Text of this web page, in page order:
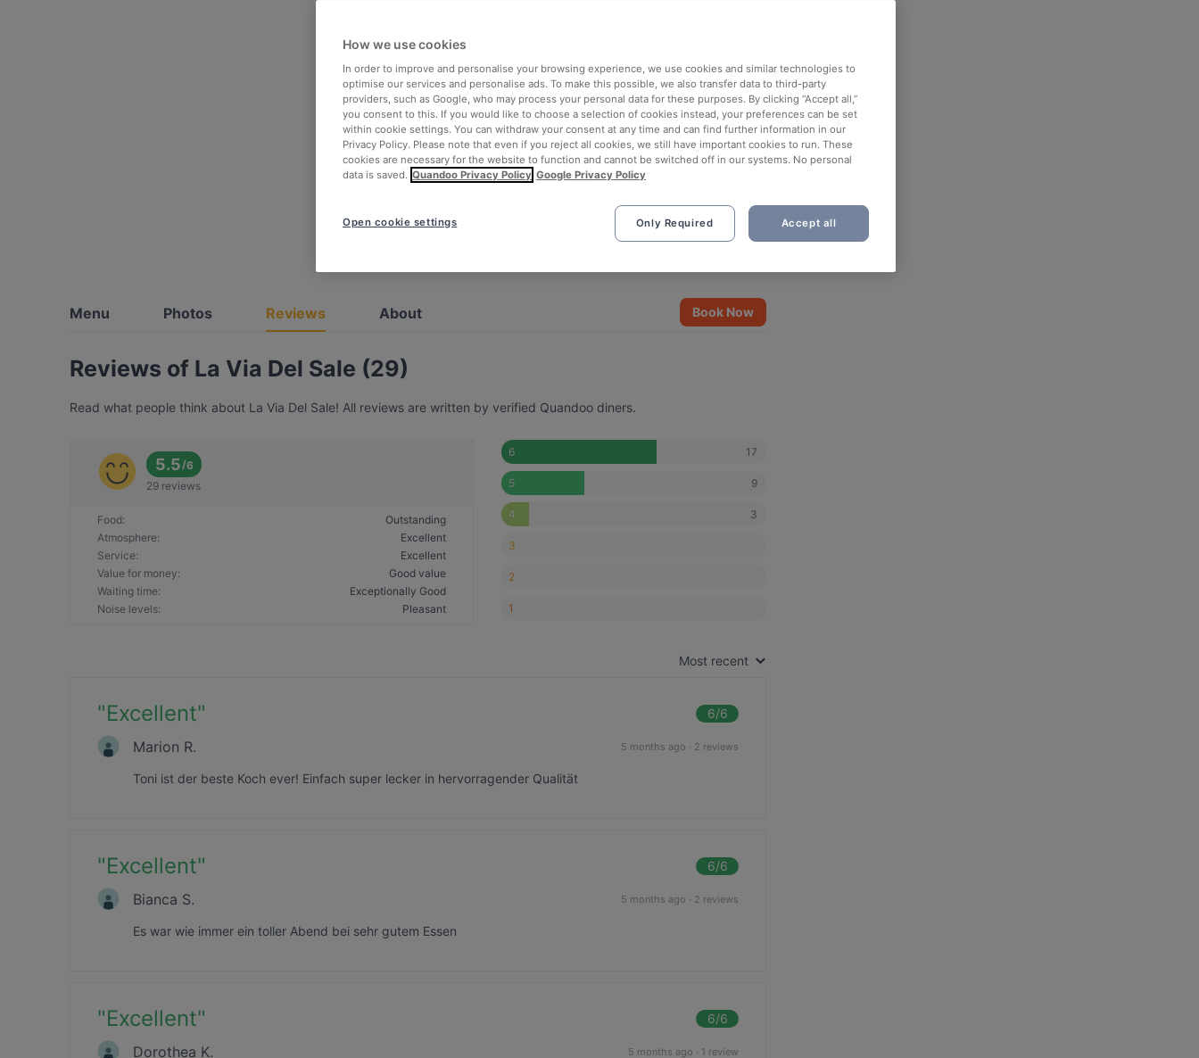
Menu Photos Reviews About Book Now
Reviews of La Via Del Sale (29)
Read what people think about La Via Del Sale! All reviews are written by verified Quandoo diners.
5.5/6
29 reviews
Food:
Outstanding
Atmosphere:
Excellent
Service:
Excellent
Value for money:
Good value
Waiting time:
Exceptionally Good
Noise levels: Pleasant
6 17
5 9
4 3
3
2
1
Most recent
"Excellent" 6/6
Marion R. 5 months ago · 2 reviews
Toni ist der beste Koch ever! Einfach super lecker in hervorragender Qualität
"Excellent" 6/6
Bianca S. 5 months ago · 2 reviews
Es war wie immer ein toller Abend bei sehr gutem Essen
"Excellent" 6/6
Dorothea K. 5 months ago · 1 review
How we use cookies
In order to improve and personalise your browsing experience, we use cookies and similar technologies to
optimise our services and personalise ads. To make this possible, we also transfer data to third-party
providers, such as Google, who may process your personal data for these purposes. By clicking “Accept all,”
you consent to this. If you would like to choose a selection of cookies instead, your preferences can be set
within cookie settings. You can withdraw your consent at any time and can find further information in our
Privacy Policy. Please note that even if you reject all cookies, we still have important cookies to run. These
cookies are necessary for the website to function and cannot be switched off in our systems. No personal
data is saved. Quandoo Privacy Policy Google Privacy Policy
Only Required Accept all
Open cookie settings